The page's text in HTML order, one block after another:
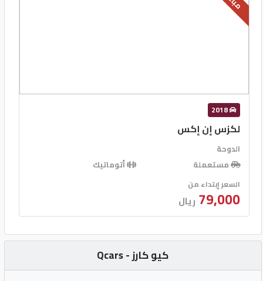
2018
لكزس إن إكس
الدوحة
مستعملة
أتوماتيك
السعر إبتداء من
79,000 ريال
كيو كارز - Qcars